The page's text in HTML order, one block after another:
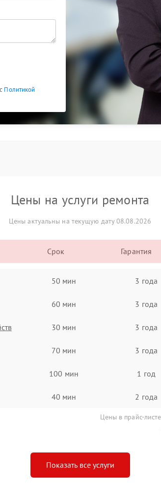
Политикой
Цены на услуги ремонта
Цены актуальны на текущую дату 08.08.2026
Срок Гарантия
50 мин 3 года
60 мин 3 года
30 мин 3 года
70 мин 3 года
100 мин 1 год
40 мин 2 года
Цены в прайс-
Показать все услуги